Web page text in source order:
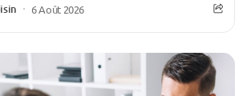
6 Août 2026